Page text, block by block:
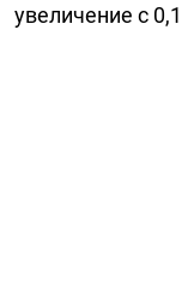
увеличение с